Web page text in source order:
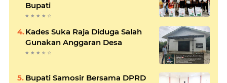
Bupati
Kades Suka Raja Diduga Salah
Gunakan Anggaran Desa
Bupati Samosir Bersama DPRD